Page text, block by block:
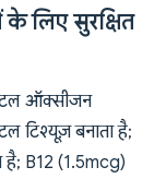
के लिए सुरक्षित
ऑक्सीजन
टिश्यूज़ बनाता है;
B12 (1.5mcg)